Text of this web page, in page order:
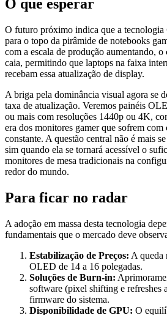
O que esperar
O futuro próximo indica que a
para o topo da pirâmide de notebooks
com a escala de produção aumentando, o
caia, permitindo que laptops na faixa
recebam essa atualização de display.
A briga pela dominância visual agora se
taxa de atualização. Veremos painéis
ou mais com resoluções 1440p ou 4K,
era dos monitores gamer que sofrem
constante. A questão central não é mais
sim quando ela se tornará acessível o
monitores de mesa tradicionais na
redor do mundo.
Para ficar no radar
A adoção em massa desta tecnologia
fundamentais que o mercado deve
Estabilização de Preços: A queda
OLED de 14 a 16 polegadas.
Soluções de Burn-in:
software (pixel shifting e refreshes
firmware do sistema.
Disponibilidade de GPU: O